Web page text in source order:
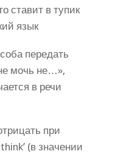
ставит в тупик
язык
передать
мочь не…»,
в речи
при
(в значении